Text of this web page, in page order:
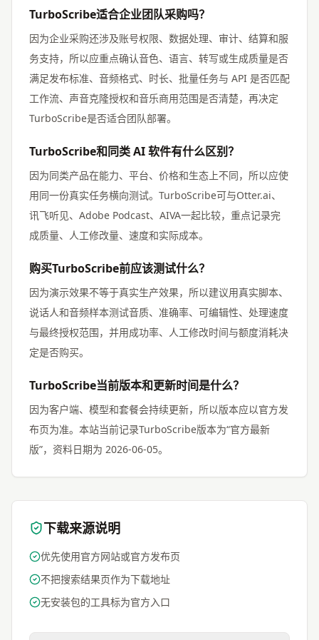
TurboScribe适合企业团队采购吗？
因为企业采购还涉及账号权限、数据处理、审计、结算和服
务支持，所以应重点确认音色、语言、转写或生成质量是否
满足发布标准、音频格式、时长、批量任务与 API 是否匹配
工作流、声音克隆授权和音乐商用范围是否清楚，再决定
TurboScribe是否适合团队部署。
TurboScribe和同类 AI 软件有什么区别？
因为同类产品在能力、平台、价格和生态上不同，所以应使
用同一份真实任务横向测试。TurboScribe可与Otter.ai、
讯飞听见、Adobe Podcast、AIVA一起比较，重点记录完
成质量、人工修改量、速度和实际成本。
购买TurboScribe前应该测试什么？
因为演示效果不等于真实生产效果，所以建议用真实脚本、
说话人和音频样本测试音质、准确率、可编辑性、处理速度
与最终授权范围，并用成功率、人工修改时间与额度消耗决
定是否购买。
TurboScribe当前版本和更新时间是什么？
因为客户端、模型和套餐会持续更新，所以版本应以官方发
布页为准。本站当前记录TurboScribe版本为“官方最新
版”，资料日期为 2026-06-05。
下载来源说明
优先使用官方网站或官方发布页
不把搜索结果页作为下载地址
无安装包的工具标为官方入口